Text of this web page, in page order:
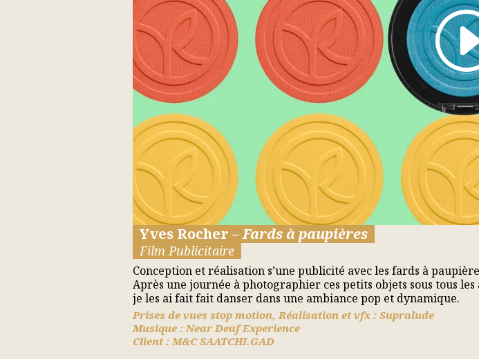
Yves Rocher –Fards à paupières
Film Publicitaire
Conception et réalisation s’une publicité avec les fards à
Après une journée à photographier ces petits objets sous tous
je les ai fait fait danser dans une ambiance pop et dynamique.
Prises de vues stop motion, Réalisation et vfx : Supralude
Musique : Near Deaf Experience
Client : M&C SAATCHI.GAD